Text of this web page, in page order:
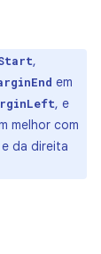
,
em
, e
melhor com
da direita